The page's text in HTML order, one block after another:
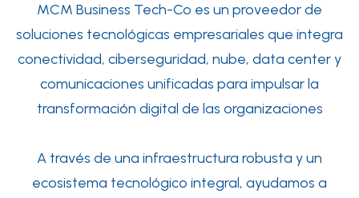
MCM Business Tech-Co es un proveedor de
soluciones tecnológicas empresariales que integra
conectividad, ciberseguridad, nube, data center y
comunicaciones unificadas para impulsar la
transformación digital de las organizaciones
A través de una infraestructura robusta y un
ecosistema tecnológico integral, ayudamos a